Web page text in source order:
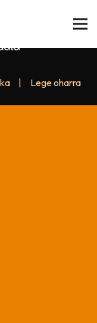
Lege oharra